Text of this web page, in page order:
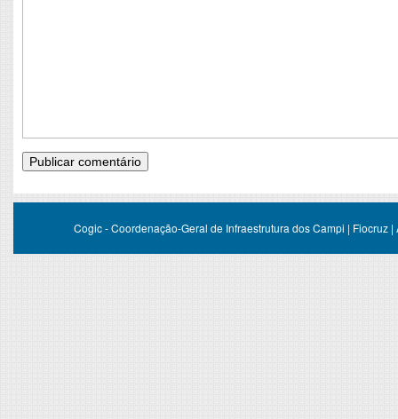
Cogic - Coordenação-Geral de Infraestrutura dos Campi | Fiocruz